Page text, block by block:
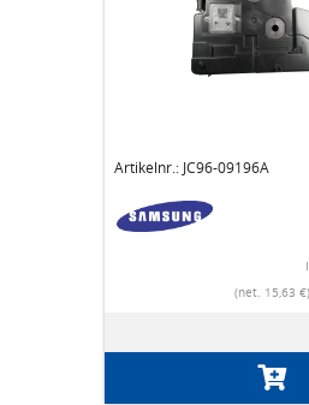
Artikelnr.: JC96-09196A
(net. 15,63 €)